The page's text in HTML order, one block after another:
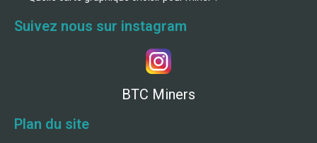
Suivez nous sur instagram
BTC Miners
Plan du site